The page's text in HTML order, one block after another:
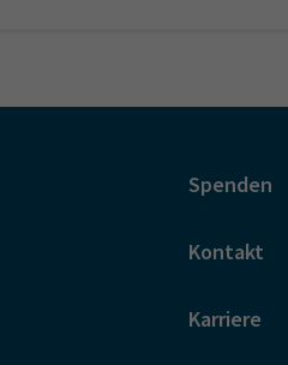
Spenden
Kontakt
Karriere